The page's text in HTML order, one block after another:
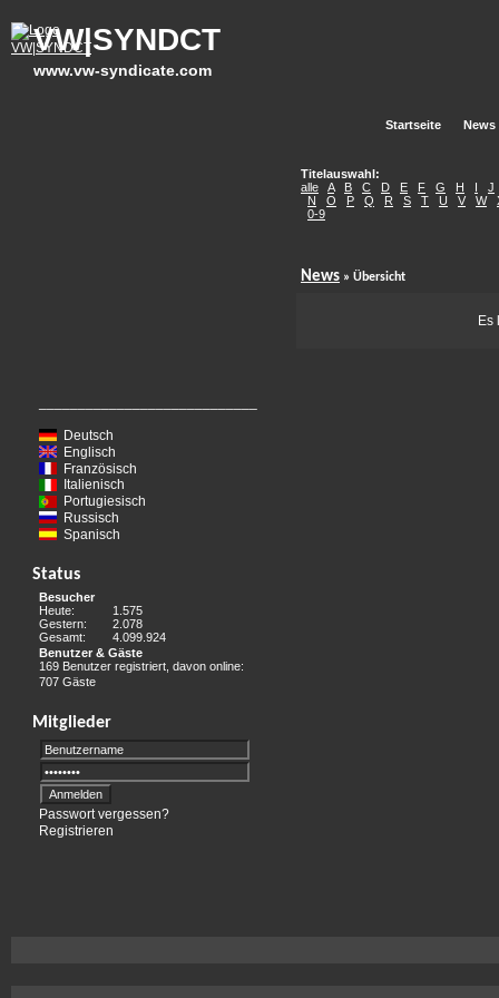
VW|SYNDCT
www.vw-syndicate.com
Startseite News
Deutsch
Englisch
Französisch
Italienisch
Portugiesisch
Russisch
Spanisch
Status
Besucher
Heute:
1.575
Gestern:
2.078
Gesamt:
4.099.924
Benutzer & Gäste
169 Benutzer registriert, davon online:
707 Gäste
Mitglieder
Passwort vergessen?
Registrieren
Titelauswahl:
alle
A B C D E F G H I
J
N
O P Q R S T U V W
0-9
News » Übersicht
Es